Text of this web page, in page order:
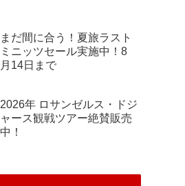
まだ間に合う！夏旅ラスト
ミニッツセール実施中！8
月14日まで
2026年 ロサンゼルス・ドジ
ャース観戦ツアー絶賛販売
中！